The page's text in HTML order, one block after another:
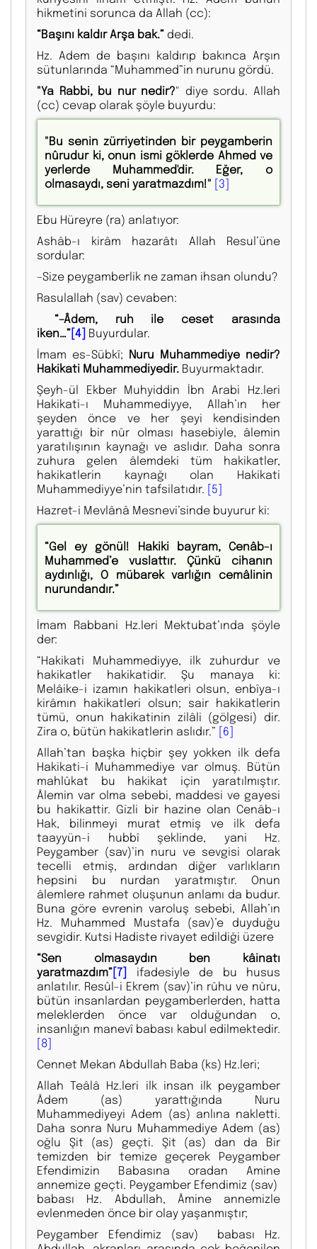
hikmetini sorunca da Allah (cc):
“Başını kaldır Arşa bak.” dedi.
Hz. Adem de başını kaldırıp bakınca Arşın
sütunlarında “Muhammed”in nurunu gördü.
"Ya Rabbi, bu nur nedir?" diye sordu. Allah
(cc) cevap olarak şöyle buyurdu:
"Bu senin zürriyetinden bir peygamberin
nûrudur ki, onun ismi göklerde Ahmed ve
yerlerde Muhammed'dir. Eğer, o
olmasaydı, seni yaratmazdım!" [3]
Ebu Hüreyre (ra) anlatıyor:
Ashâb-ı kirâm hazarâtı Allah Resul’üne
sordular:
–Size peygamberlik ne zaman ihsan olundu?
Rasulallah (sav) cevaben:
“–Âdem, ruh ile ceset arasında
iken…”[4] Buyurdular.
İmam es-Sübkî; Nuru Muhammediye nedir?
Hakikati Muhammediyedir. Buyurmaktadır.
Şeyh-ül Ekber Muhyiddin İbn Arabi Hz.leri
Hakikati-ı Muhammediyye, Allah’ın her
şeyden önce ve her şeyi kendisinden
yarattığı bir nûr olması hasebiyle, âlemin
yaratılışının kaynağı ve aslıdır. Daha sonra
zuhura gelen âlemdeki tüm hakikatler,
hakikatlerin kaynağı olan Hakikati
Muhammediyye’nin tafsilatıdır. [5]
Hazret-i Mevlânâ Mesnevi’sinde buyurur ki:
“Gel ey gönül! Hakiki bayram, Cenâb-ı
Muhammed’e vuslattır. Çünkü cihanın
aydınlığı, O mübarek varlığın cemâlinin
nurundandır.”
İmam Rabbani Hz.leri Mektubat’ında şöyle
der:
“Hakikati Muhammediyye, ilk zuhurdur ve
hakikatler hakikatidir. Şu manaya ki:
Melâike-i izamın hakikatleri olsun, enbîya-ı
kirâmın hakikatleri olsun; sair hakikatlerin
tümü, onun hakikatinin zilâli (gölgesi) dir.
Zira o, bütün hakikatlerin aslıdır.” [6]
Allah’tan başka hiçbir şey yokken ilk defa
Hakikati-i Muhammediye var olmuş. Bütün
mahlûkat bu hakikat için yaratılmıştır.
Âlemin var olma sebebi, maddesi ve gayesi
bu hakikattir. Gizli bir hazine olan Cenâb-ı
Hak, bilinmeyi murat etmiş ve ilk defa
taayyün-i hubbî şeklinde, yani Hz.
Peygamber (sav)’in nuru ve sevgisi olarak
tecelli etmiş, ardından diğer varlıkların
hepsini bu nurdan yaratmıştır. Onun
âlemlere rahmet oluşunun anlamı da budur.
Buna göre evrenin varoluş sebebi, Allah’ın
Hz. Muhammed Mustafa (sav)’e duyduğu
sevgidir. Kutsi Hadiste rivayet edildiği üzere
“Sen olmasaydın ben kâinatı
yaratmazdım”[7] ifadesiyle de bu husus
anlatılır. Resûl-i Ekrem (sav)’in rûhu ve nûru,
bütün insanlardan peygamberlerden, hatta
meleklerden önce var olduğundan o,
insanlığın manevî babası kabul edilmektedir.
[8]
Cennet Mekan Abdullah Baba (ks) Hz.leri;
Allah Teâlâ Hz.leri ilk insan ilk peygamber
Âdem (as) yarattığında Nuru
Muhammediyeyi Adem (as) anlına nakletti.
Daha sonra Nuru Muhammediye Adem (as)
oğlu Şit (as) geçti. Şit (as) dan da Bir
temizden bir temize geçerek Peygamber
Efendimizin Babasına oradan Amine
annemize geçti. Peygamber Efendimiz (sav)
babası Hz. Abdullah, Âmine annemizle
evlenmeden önce bir olay yaşanmıştır;
Peygamber Efendimiz (sav) babası Hz.